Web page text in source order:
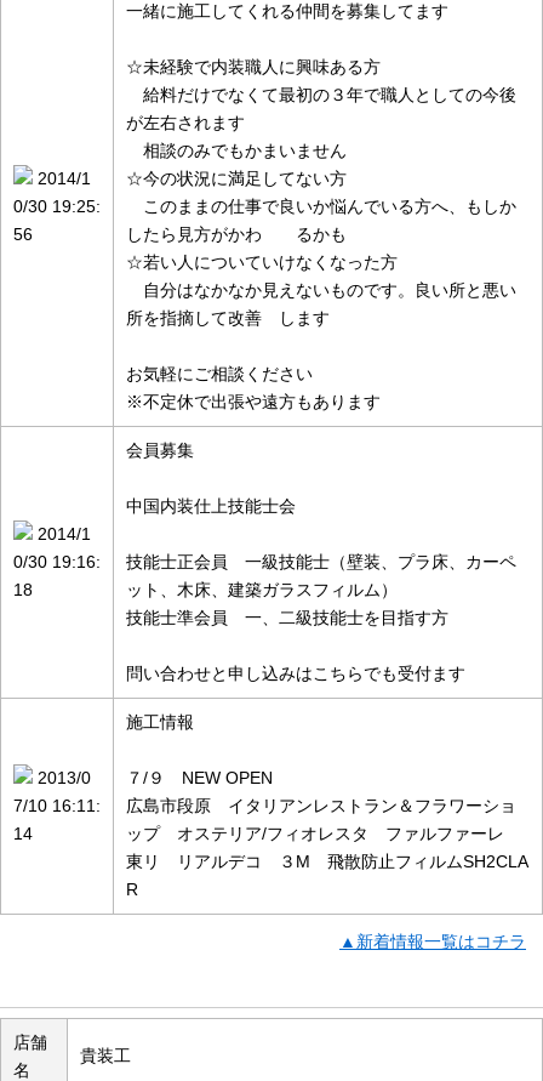
2014/1
0/30 19:25:
56
一緒に施工してくれる仲間を募集してます
☆未経験で内装職人に興味ある方
給料だけでなくて最初の３年で職人としての今後
が左右されます
相談のみでもかまいません
☆今の状況に満足してない方
このままの仕事で良いか悩んでいる方へ、もしか
したら見方がかわ るかも
☆若い人についていけなくなった方
自分はなかなか見えないものです。良い所と悪い
所を指摘して改善 します
お気軽にご相談ください
※不定休で出張や遠方もあります
2014/1
0/30 19:16:
18
会員募集
中国内装仕上技能士会
技能士正会員 一級技能士（壁装、プラ床、カーペ
ット、木床、建築ガラスフィルム）
技能士準会員 一、二級技能士を目指す方
問い合わせと申し込みはこちらでも受付ます
2013/0
7/10 16:11:
14
施工情報
７/９ NEW OPEN
広島市段原 イタリアンレストラン＆フラワーショ
ップ オステリア/フィオレスタ ファルファーレ
東リ リアルデコ ３M 飛散防止フィルムSH2CLA
R
▲新着情報一覧はコチラ
店舗
名
貴装工